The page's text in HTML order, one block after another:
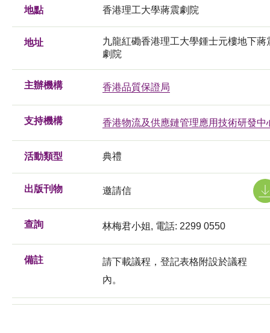
地點 香港理工大學蔣震劇院
地址
九龍紅磡香港理工大學鍾士元樓地下蔣
劇院
主辦機構 香港品質保證局
支持機構 香港物流及供應鏈管理應用技術研發中
活動類型 典禮
出版刊物 邀請信
查詢 林梅君小姐, 電話: 2299 0550
備註
請下載議程，登記表格附設於議程
內。